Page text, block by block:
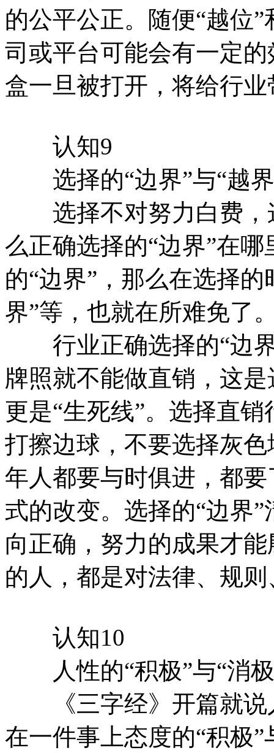
的公平公正。随便“越位
司或平台可能会有一定
盒一旦被打开，将给行
认知9
选择的“边界”与“越
选择不对努力白费，
么正确选择的“边界”在
的“边界”，那么在选择的
界”等，也就在所难免了
行业正确选择的“边界
牌照就不能做直销，这
更是“生死线”。选择直
打擦边球，不要选择灰
年人都要与时俱进，都
式的改变。选择的“边界
向正确，努力的成果才
的人，都是对法律、规
认知10
人性的“积极”与“消
《三字经》开篇就说
在一件事上态度的“积极